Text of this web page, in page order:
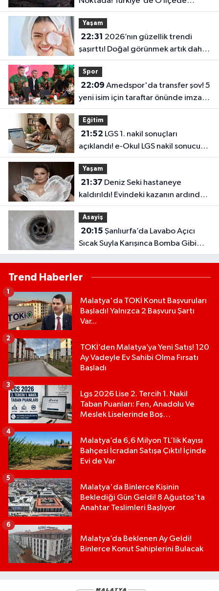
Güneşin Doğuşu Başka
Yaşam
22:31
şaşırttı! Doğal görünmek artık daha
fazla emek istiyor
Spor
22:09
yeni isim için taraftar önünde imza
töreni
Eğitim
21:52
açıklandı! e-Okul LGS nakil sonucu
sorgulama ekranı
Yaşam
21:37
kaldırıldı! Evindeki kazanın ardından
ameliyat edildi
Asayiş
20:15
Sıcak Suyla Karışınca Bomba Gibi
Patladı
Trend Haberler
Malatya'da TOKİ Konut Başvuruları
Başladı! Yalnızca 2 Başvuru Şartı
Var...
1
TOKİ’den Malatya’ya Yeni Satış! 120
Ay Vadeyle Ev Sahibi Olma Fırsatı
Başladı
2
Lgs 2026 Lise 2. Tercih 1. Nakil
Taban Puanları: Fen, Anadolu Ve
Meslek Liselerinde Boş
3
Malatya’da 6,6 Milyon TL’lik Kayısı
Bahçesi İcradan Satışa Çıktı! İçinde
Evi de Var
4
Malatya'da Binlerce Kişinin
Beklediği Gün Geldi! 8 Ağustos'ta
Anahtar Teslimleri Başlıyor
5
Malatya’da Beklenen Ay Geldi!
Binlerce Konut Sahiplerini Bulacak
6